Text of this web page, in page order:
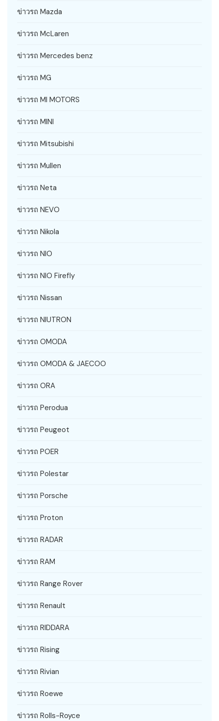
ข่าวรถ Mazda
ข่าวรถ McLaren
ข่าวรถ Mercedes benz
ข่าวรถ MG
ข่าวรถ MI MOTORS
ข่าวรถ MINI
ข่าวรถ Mitsubishi
ข่าวรถ Mullen
ข่าวรถ Neta
ข่าวรถ NEVO
ข่าวรถ Nikola
ข่าวรถ NIO
ข่าวรถ NIO Firefly
ข่าวรถ Nissan
ข่าวรถ NIUTRON
ข่าวรถ OMODA
ข่าวรถ OMODA & JAECOO
ข่าวรถ ORA
ข่าวรถ Perodua
ข่าวรถ Peugeot
ข่าวรถ POER
ข่าวรถ Polestar
ข่าวรถ Porsche
ข่าวรถ Proton
ข่าวรถ RADAR
ข่าวรถ RAM
ข่าวรถ Range Rover
ข่าวรถ Renault
ข่าวรถ RIDDARA
ข่าวรถ Rising
ข่าวรถ Rivian
ข่าวรถ Roewe
ข่าวรถ Rolls-Royce